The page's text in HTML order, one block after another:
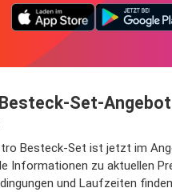
Set-
Besteck-Set ist jetzt im
Informationen zu aktuellen
und Laufzeiten